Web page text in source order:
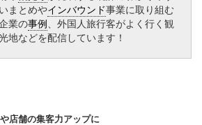
いまとめやインバウンド事業に取り組む
業の事例 、外国人旅行客がよく行く観
地などを配信しています！
店舗の集客力アップに